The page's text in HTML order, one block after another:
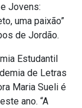
Jovens:
uma paixão”
de Jordão.
Estudantil
de Letras
Maria Sueli é
ano. “A